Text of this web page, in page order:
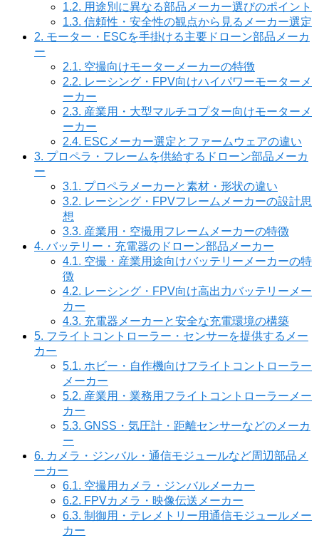
1.2. 用途別に異なる部品メーカー選びのポイント
1.3. 信頼性・安全性の観点から見るメーカー選定
2. モーター・ESCを手掛ける主要ドローン部品メーカ
ー
2.1. 空撮向けモーターメーカーの特徴
2.2. レーシング・FPV向けハイパワーモーターメ
ーカー
2.3. 産業用・大型マルチコプター向けモーターメ
ーカー
2.4. ESCメーカー選定とファームウェアの違い
3. プロペラ・フレームを供給するドローン部品メーカ
ー
3.1. プロペラメーカーと素材・形状の違い
3.2. レーシング・FPVフレームメーカーの設計思
想
3.3. 産業用・空撮用フレームメーカーの特徴
4. バッテリー・充電器のドローン部品メーカー
4.1. 空撮・産業用途向けバッテリーメーカーの特
徴
4.2. レーシング・FPV向け高出力バッテリーメー
カー
4.3. 充電器メーカーと安全な充電環境の構築
5. フライトコントローラー・センサーを提供するメー
カー
5.1. ホビー・自作機向けフライトコントローラー
メーカー
5.2. 産業用・業務用フライトコントローラーメー
カー
5.3. GNSS・気圧計・距離センサーなどのメーカ
ー
6. カメラ・ジンバル・通信モジュールなど周辺部品メ
ーカー
6.1. 空撮用カメラ・ジンバルメーカー
6.2. FPVカメラ・映像伝送メーカー
6.3. 制御用・テレメトリー用通信モジュールメー
カー